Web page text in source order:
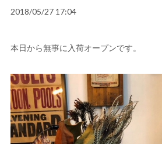
2018/05/27 17:04
本日から無事に入荷オープンです。